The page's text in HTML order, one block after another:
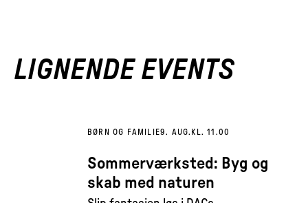
LIGNENDE EVENTS
BØRN OG FAMILIE9. AUG. KL. 11.00
Sommerværksted: Byg og
skab med naturen